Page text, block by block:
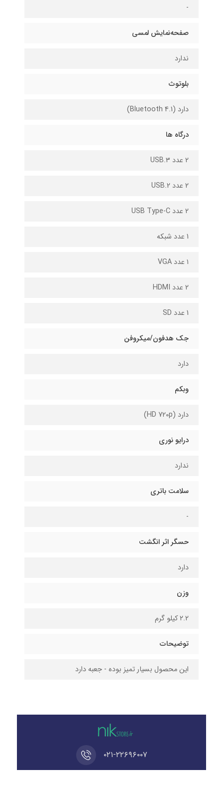
-
صفحه‌نمایش لمسی
ندارد
بلوتوث
دارد (Bluetooth 4.1)
درگاه ها
2 عدد USB.۳
2 عدد USB.2
2 عدد USB Type-C
1 عدد شبکه
۱ عدد VGA
2 عدد HDMI
1 عدد SD
جک هدفون/میکروفن
دارد
وبکم
دارد (HD 720p)
درایو نوری
ندارد
سلامت باتری
-
حسگر اثر انگشت
دارد
وزن
۲.2 کیلو گرم
توضیحات
این محصول بسیار تمیز بوده - جعبه دارد
۰۲۱-۲۲۶۹۶۰۰۷